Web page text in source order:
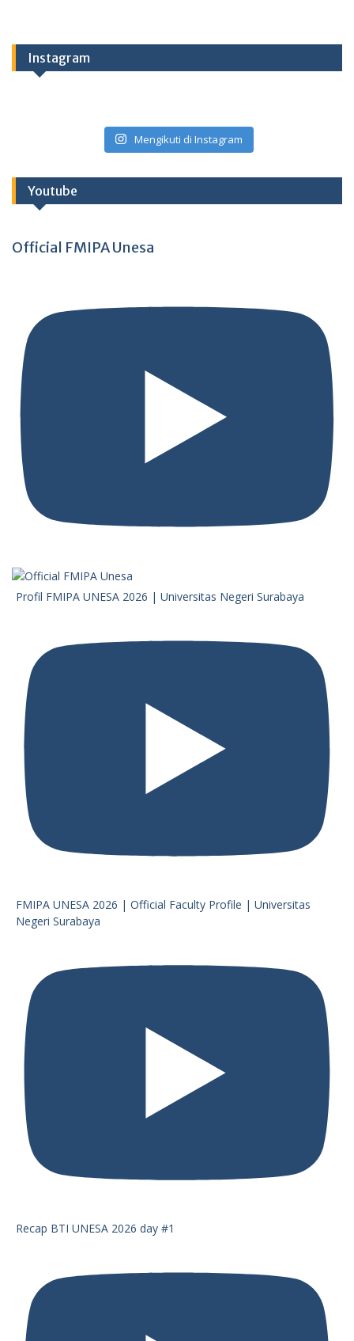
Instagram
Mengikuti di Instagram
Youtube
Official FMIPA Unesa
Profil FMIPA UNESA 2026 | Universitas Negeri Surabaya
FMIPA UNESA 2026 | Official Faculty Profile | Universitas
Negeri Surabaya
Recap BTI UNESA 2026 day #1